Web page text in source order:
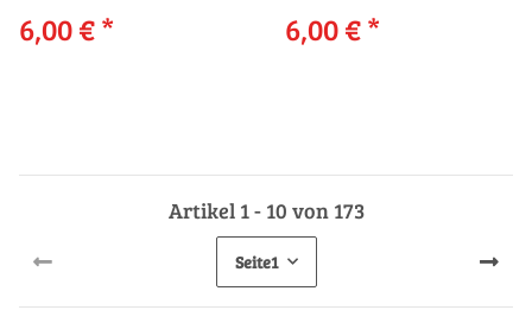
6,00 €* 6,00 €*
Artikel 1 - 10 von 173
Seite1